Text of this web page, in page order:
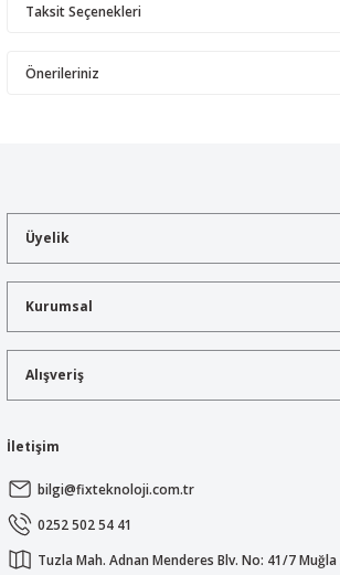
Taksit Seçenekleri
Önerileriniz
Ürün açıklamasında eksik bilgiler bulunuyor.
Ürün bilgilerinde hatalar bulunuyor.
Bu ürüne benzer farklı alternatifler olmalı.
Üyelik
Kurumsal
Alışveriş
İletişim
bilgi@fixteknoloji.com.tr
0252 502 54 41
Tuzla Mah. Adnan Menderes Blv. No: 41/7